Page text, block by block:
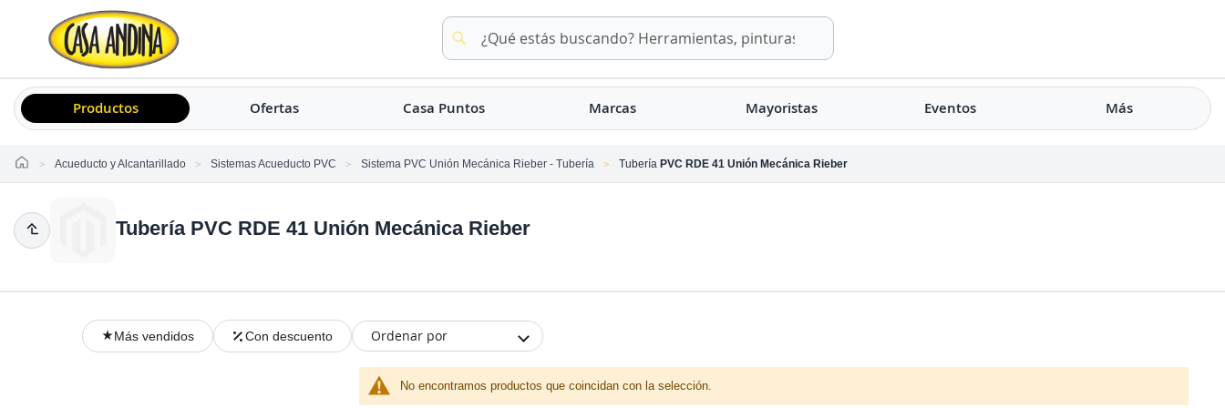
Buscar
Buscar
Productos Ofertas Casa Puntos Marcas Mayoristas Eventos Más
HomeAcueducto y Alcantarillado Sistemas Acueducto PVC Sistema PVC Unión Mecánica Rieber - Tubería Tubería PVC RDE 41 Unión Mecánica Rieber
Tubería PVC RDE 41 Unión Mecánica Rieber
Más vendidos Con descuento Ordenar por
No encontramos productos que coincidan con la selección.